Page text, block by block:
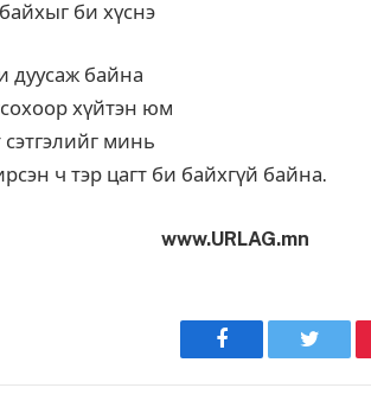
би хүснэ
дуусаж байна
хүйтэн юм
минь
ч тэр цагт би байхгүй байна.
www.URLAG.mn
Facebook Twitter